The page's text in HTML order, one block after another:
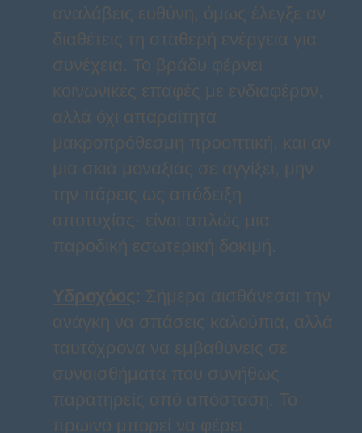
αναλάβεις ευθύνη, όμως έλεγξε αν
διαθέτεις τη σταθερή ενέργεια για
συνέχεια. Το βράδυ φέρνει
κοινωνικές επαφές με ενδιαφέρον,
αλλά όχι απαραίτητα
μακροπρόθεσμη προοπτική, και αν
μια σκιά μοναξιάς σε αγγίξει, μην
την πάρεις ως απόδειξη
αποτυχίας· είναι απλώς μια
παροδική εσωτερική δοκιμή.
Υδροχόος: Σήμερα αισθάνεσαι την
ανάγκη να σπάσεις καλούπια, αλλά
ταυτόχρονα να εμβαθύνεις σε
συναισθήματα που συνήθως
παρατηρείς από απόσταση. Το
πρωινό μπορεί να φέρει